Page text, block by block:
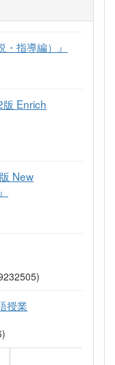
指導編）』
版 Enrich
New
授業